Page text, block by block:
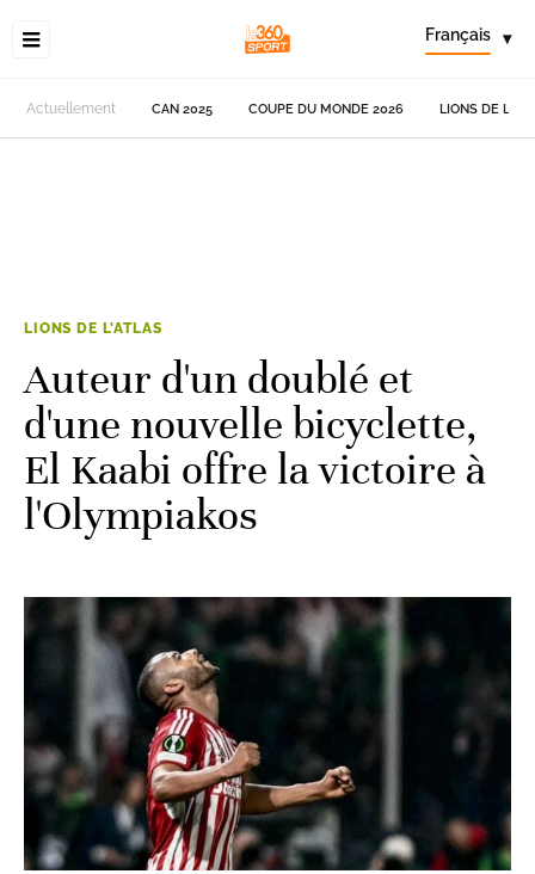
Français ▾
Actuellement CAN 2025 COUPE DU MONDE 2026 LIONS DE
LIONS DE L'ATLAS
Auteur d'un doublé et
d'une nouvelle bicyclette,
El Kaabi offre la victoire à
l'Olympiakos